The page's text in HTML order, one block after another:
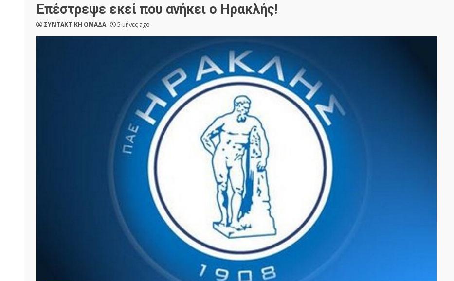
Επέστρεψε εκεί που ανήκει ο Ηρακλής!
ΣΥΝΤΑΚΤΙΚΗ ΟΜΑΔΑ 5 μήνες ago